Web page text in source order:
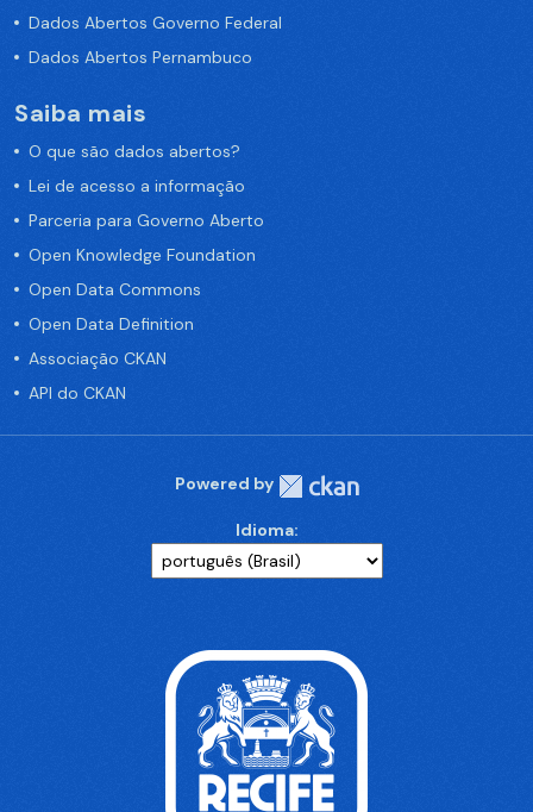
Dados Abertos Governo Federal
Dados Abertos Pernambuco
Saiba mais
O que são dados abertos?
Lei de acesso a informação
Parceria para Governo Aberto
Open Knowledge Foundation
Open Data Commons
Open Data Definition
Associação CKAN
API do CKAN
Powered by
Idioma